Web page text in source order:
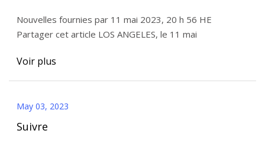
commercial
Nouvelles fournies par 11 mai 2023, 20 h 56 HE
Partager cet article LOS ANGELES, le 11 mai
Voir plus
May 03, 2023
Suivre